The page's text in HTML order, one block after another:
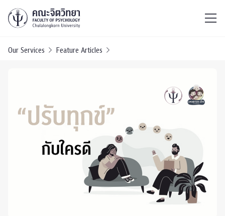
Our Services Feature Articles